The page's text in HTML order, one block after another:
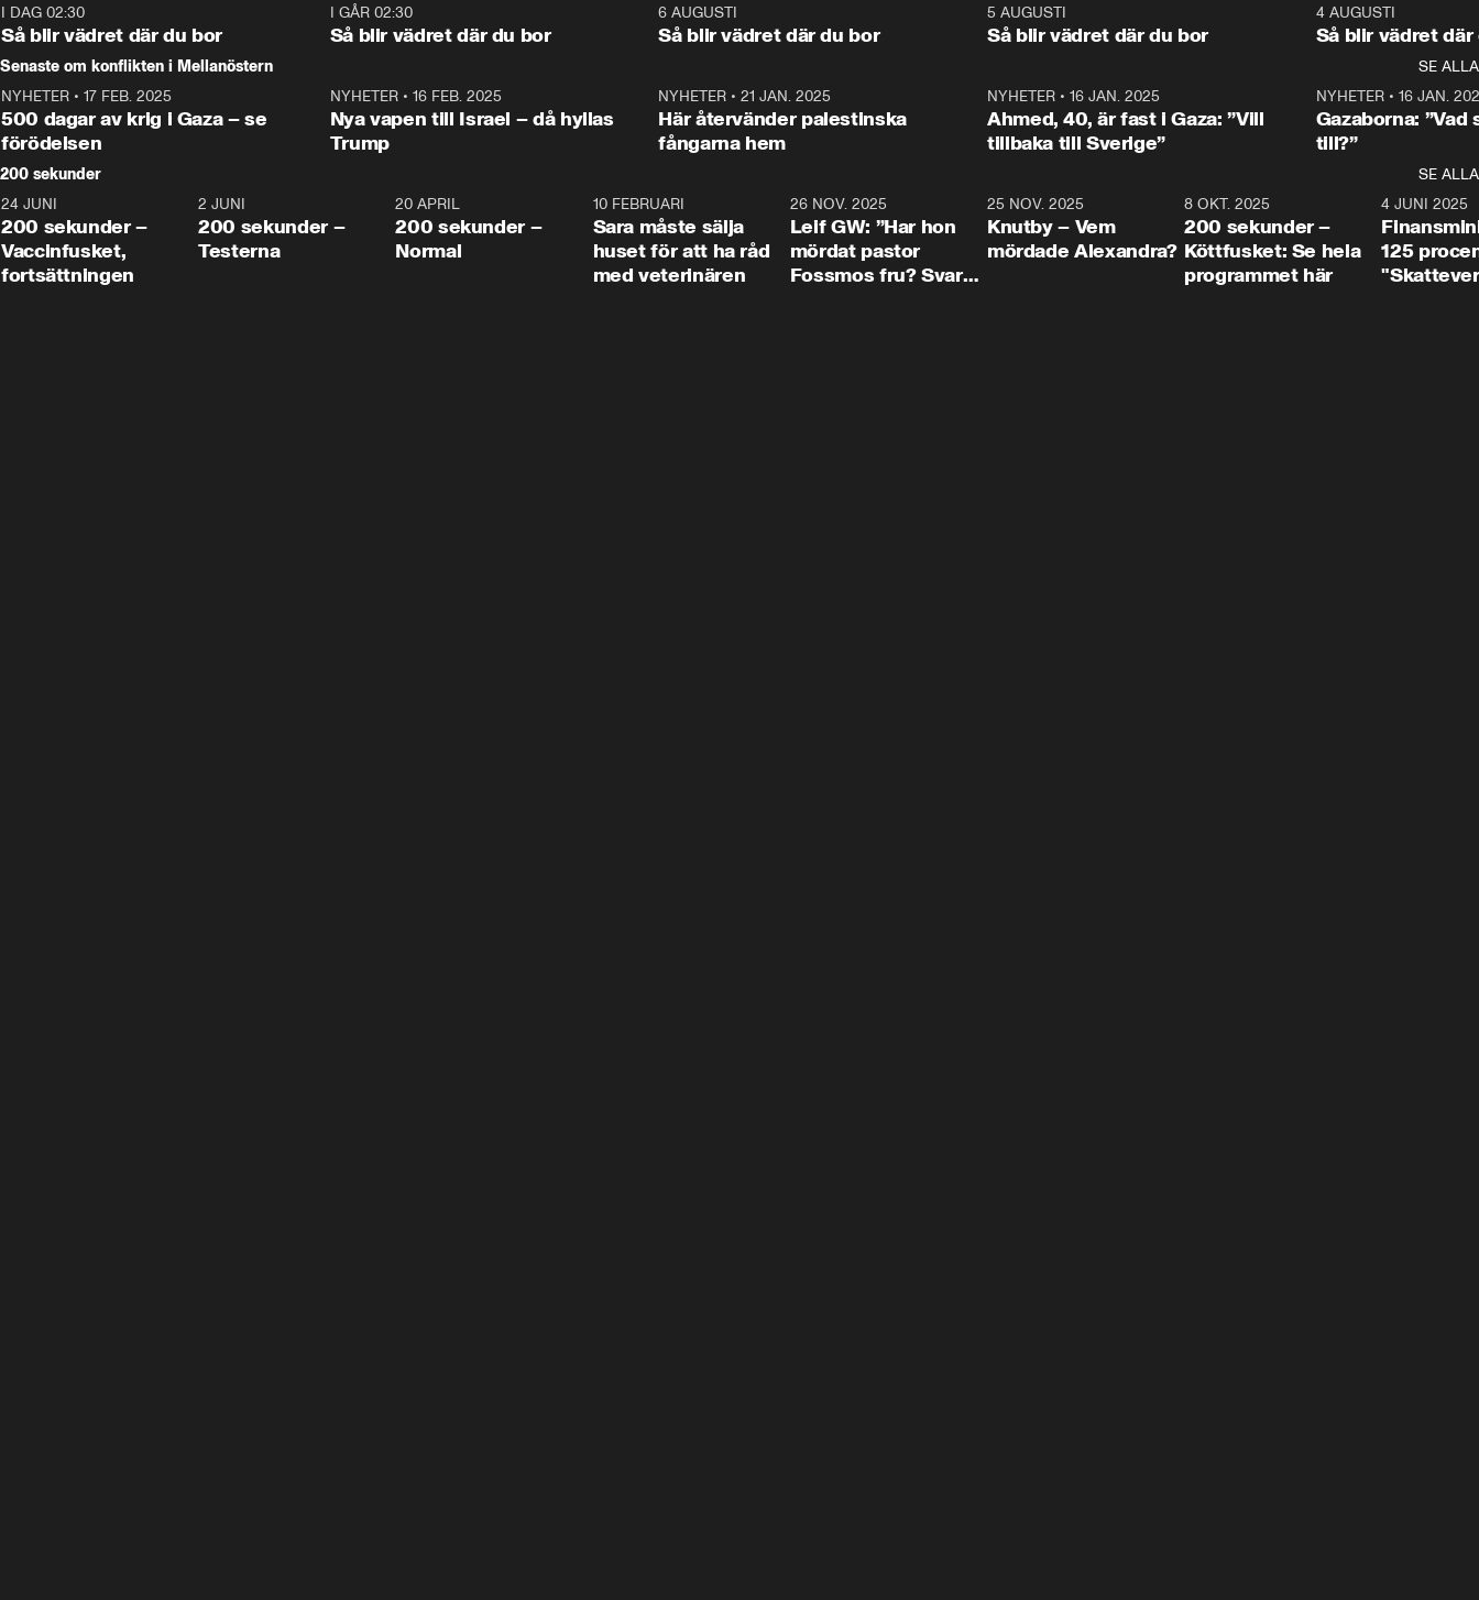
Moderaterna ska locka
väljare till valet i höst.
och Makten.
– Vi ställer upp i val. Ska vi
vara med så sitter vi förstås
kommentator My
Rohwedder ställer
utbildnings- och
Mohamsson till svars.
Rohwedder ställer
statsminister Ulf Kristersson
Makten”. Se
Aftonbladets
Rohwedder
Thand Ring
I DAG 02:30
Så blir vädret där du bor
1:06
I GÅR 02:30
Så blir vädret där du bor
6 AUGUSTI
Så blir vädret där du bor
5 AUGUSTI
Så blir vädret där du bor
4 AUGUSTI
Så blir vädret där
Senaste om konflikten i Mellanöstern
SE ALLA
NYHETER • 17 FEB. 2025
500 dagar av krig i Gaza – se
förödelsen
NYHETER• 16 FEB. 2025
Nya vapen till Israel – då hyllas
Trump
NYHETER •21 JAN. 2025
Här återvänder palestinska
fångarna hem
NYHETER• 16 JAN. 2025
Ahmed, 40, är fast i Gaza: ”Vill
tillbaka till Sverige”
NYHETER• 16 JAN.
Gazaborna:
till?”
200 sekunder
SE ALLA
5:00
24 JUNI
200 sekunder –
Vaccinfusket,
fortsättningen
4:23
2 JUNI
200 sekunder –
Testerna
20 APRIL
200 sekunder –
Normal
10 FEBRUARI
Sara måste sälja
huset för att ha råd
med veterinären
26 NOV. 2025
Leif GW: ”Har hon
mördat pastor
Fossmos fru? Svar
31:05
25 NOV. 2025
Knutby – Vem
mördade Alexandra?
4:29
8 OKT. 2025
200 sekunder –
Köttfusket: Se hela
programmet här
4 JUNI 2025
125